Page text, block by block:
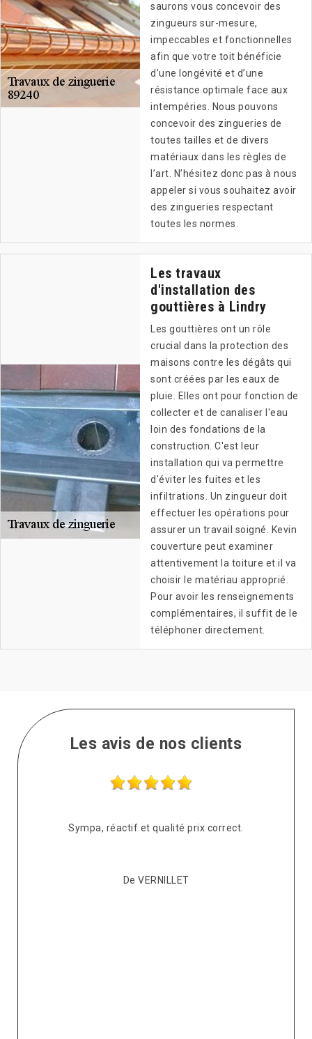
saurons vous concevoir des
zingueurs sur-mesure,
impeccables et fonctionnelles
afin que votre toit bénéficie
d’une longévité et d’une
résistance optimale face aux
intempéries. Nous pouvons
concevoir des zingueries de
toutes tailles et de divers
matériaux dans les règles de
l’art. N’hésitez donc pas à nous
appeler si vous souhaitez avoir
des zingueries respectant
toutes les normes.
Les travaux
d'installation des
gouttières à Lindry
Les gouttières ont un rôle
crucial dans la protection des
maisons contre les dégâts qui
sont créées par les eaux de
pluie. Elles ont pour fonction de
collecter et de canaliser l'eau
loin des fondations de la
construction. C'est leur
installation qui va permettre
d'éviter les fuites et les
infiltrations. Un zingueur doit
effectuer les opérations pour
assurer un travail soigné. Kevin
couverture peut examiner
attentivement la toiture et il va
choisir le matériau approprié.
Pour avoir les renseignements
complémentaires, il suffit de le
téléphoner directement.
Les avis de nos clients
Sympa, réactif et qualité prix correct.
De VERNILLET